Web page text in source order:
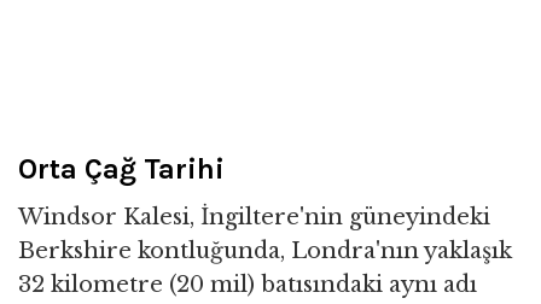
Orta Çağ Tarihi
Windsor Kalesi, İngiltere'nin güneyindeki
Berkshire kontluğunda, Londra'nın yaklaşık
32 kilometre (20 mil) batısındaki aynı adı